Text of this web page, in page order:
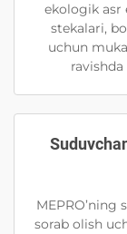
ekologik asr
stekalari,
uchun
MEPRO’ning
sorab olish